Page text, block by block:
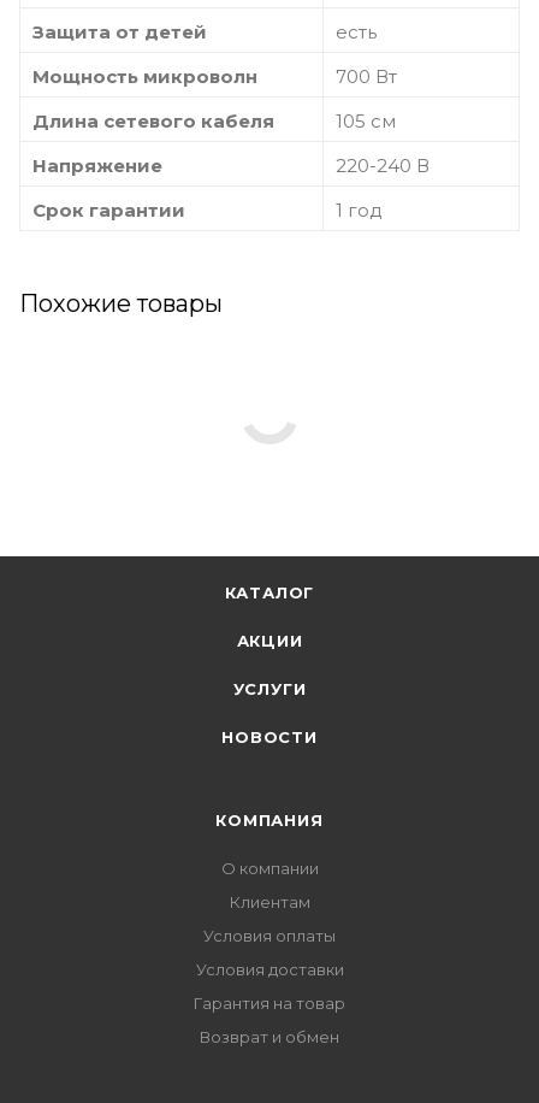
Защита от детей
есть
Мощность микроволн
700 Вт
Длина сетевого кабеля
105 см
Напряжение
220-240 В
Срок гарантии
1 год
Похожие товары
КАТАЛОГ
АКЦИИ
УСЛУГИ
НОВОСТИ
КОМПАНИЯ
О компании
Клиентам
Условия оплаты
Условия доставки
Гарантия на товар
Возврат и обмен